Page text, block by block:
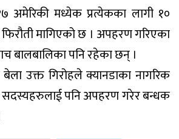
अमेरिकी मध्येक प्रत्येकका लागी १०
मागिएको छ । अपहरण गरिएका
बालबालिका पनि रहेका छन् ।
उक्त गिरोहले क्यानडाका नागरिक
पनि अपहरण गरेर बन्धक